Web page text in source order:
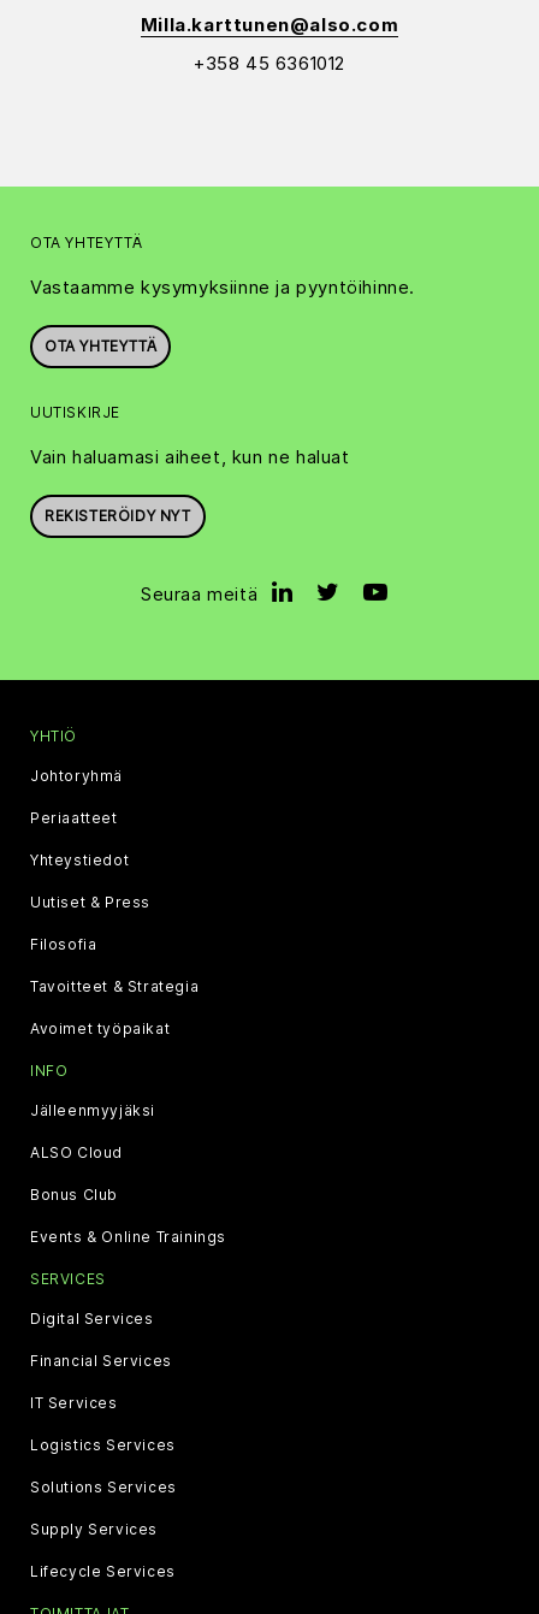
Milla.karttunen@also.com
+358 45 6361012
OTA YHTEYTTÄ
Vastaamme kysymyksiinne ja pyyntöihinne.
OTA YHTEYTTÄ
UUTISKIRJE
Vain haluamasi aiheet, kun ne haluat
REKISTERÖIDY NYT
Seuraa meitä
YHTIÖ
Johtoryhmä
Periaatteet
Yhteystiedot
Uutiset & Press
Filosofia
Tavoitteet & Strategia
Avoimet työpaikat
INFO
Jälleenmyyjäksi
ALSO Cloud
Bonus Club
Events & Online Trainings
SERVICES
Digital Services
Financial Services
IT Services
Logistics Services
Solutions Services
Supply Services
Lifecycle Services